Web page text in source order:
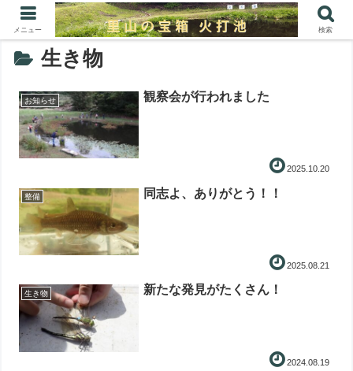
生き物
お知らせ 観察会が行われました
2025.10.20
整備 同志よ、ありがとう！！
2025.08.21
生き物 新たな発見がたくさん！
2024.08.19
メニュー 検索